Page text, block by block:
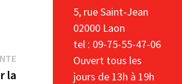
Publication
la
5, rue Saint-Jean
02000 Laon
tel : 09-75-55-47-06
Ouvert tous les
jours de 13h à 19h